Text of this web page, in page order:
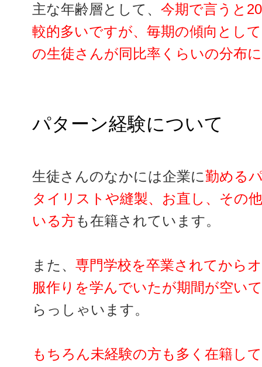
主な年齢層として、 今期で言うと
較的多いですが、毎期の傾向とし
の生徒さんが同比率くらいの分布
パターン経験について
生徒さんのなかには企業に勤める
タイリストや縫製、お直し、その
いる方も在籍されています。
また、 専門学校を卒業されてから
服作りを学んでいたが期間が空い
らっしゃいます。
もちろん未経験の方も多く在籍し